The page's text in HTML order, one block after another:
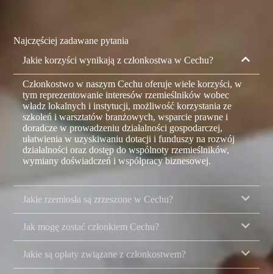
Najczęściej zadawane pytania
Jakie korzyści wynikają z członkostwa w Cechu?
Członkostwo w naszym Cechu oferuje wiele korzyści, w
tym reprezentowanie interesów rzemieślników wobec
władz lokalnych i instytucji, możliwość korzystania ze
szkoleń i warsztatów branżowych, wsparcie prawne i
doradcze w prowadzeniu działalności gospodarczej,
ułatwienia w uzyskiwaniu dotacji i funduszy na rozwój
działalności oraz dostęp do wspólnoty rzemieślników,
wymiany doświadczeń i współpracy biznesowej.
Jakie rzemiosła są zrzeszone w Cechu?
Jak mogę zostać członkiem Cechu?
Jakie są opłaty związane z członkostwem?